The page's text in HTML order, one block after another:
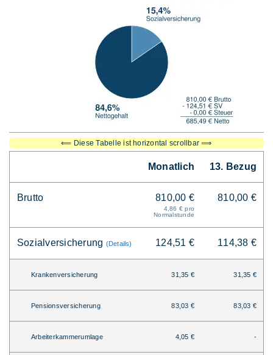
⟸ Diese Tabelle ist horizontal scrollbar ⟹
Monatlich 13. Bezug
Brutto 810,00 €
4,86 € pro
Normalstunde
810,00 €
Sozialversicherung (Details) 124,51 € 114,38 €
Krankenversicherung 31,35 € 31,35 €
Pensionsversicherung 83,03 € 83,03 €
Arbeiterkammerumlage 4,05 € -